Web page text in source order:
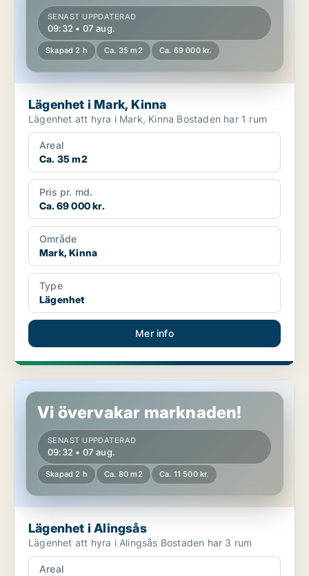
SENAST UPPDATERAD
09:32 • 07 aug.
Skapad 2 h Ca. 35 m2 Ca. 69 000 kr.
Lägenhet i Mark, Kinna
Lägenhet att hyra i Mark, Kinna Bostaden har 1 rum
Areal
Ca. 35 m2
Pris pr. md.
Ca. 69 000 kr.
Område
Mark, Kinna
Type
Lägenhet
Mer info
Lägenhet i Alingsås
Vi övervakar marknaden!
SENAST UPPDATERAD
09:32 • 07 aug.
Skapad 2 h Ca. 80 m2 Ca. 11 500 kr.
Lägenhet i Alingsås
Lägenhet att hyra i Alingsås Bostaden har 3 rum
Areal